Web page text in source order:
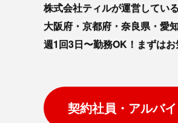
株式会社ティルが運営してい
大阪府・京都府・奈良県・愛
週1回3日〜勤務OK！まずは
契約社員・アルバ